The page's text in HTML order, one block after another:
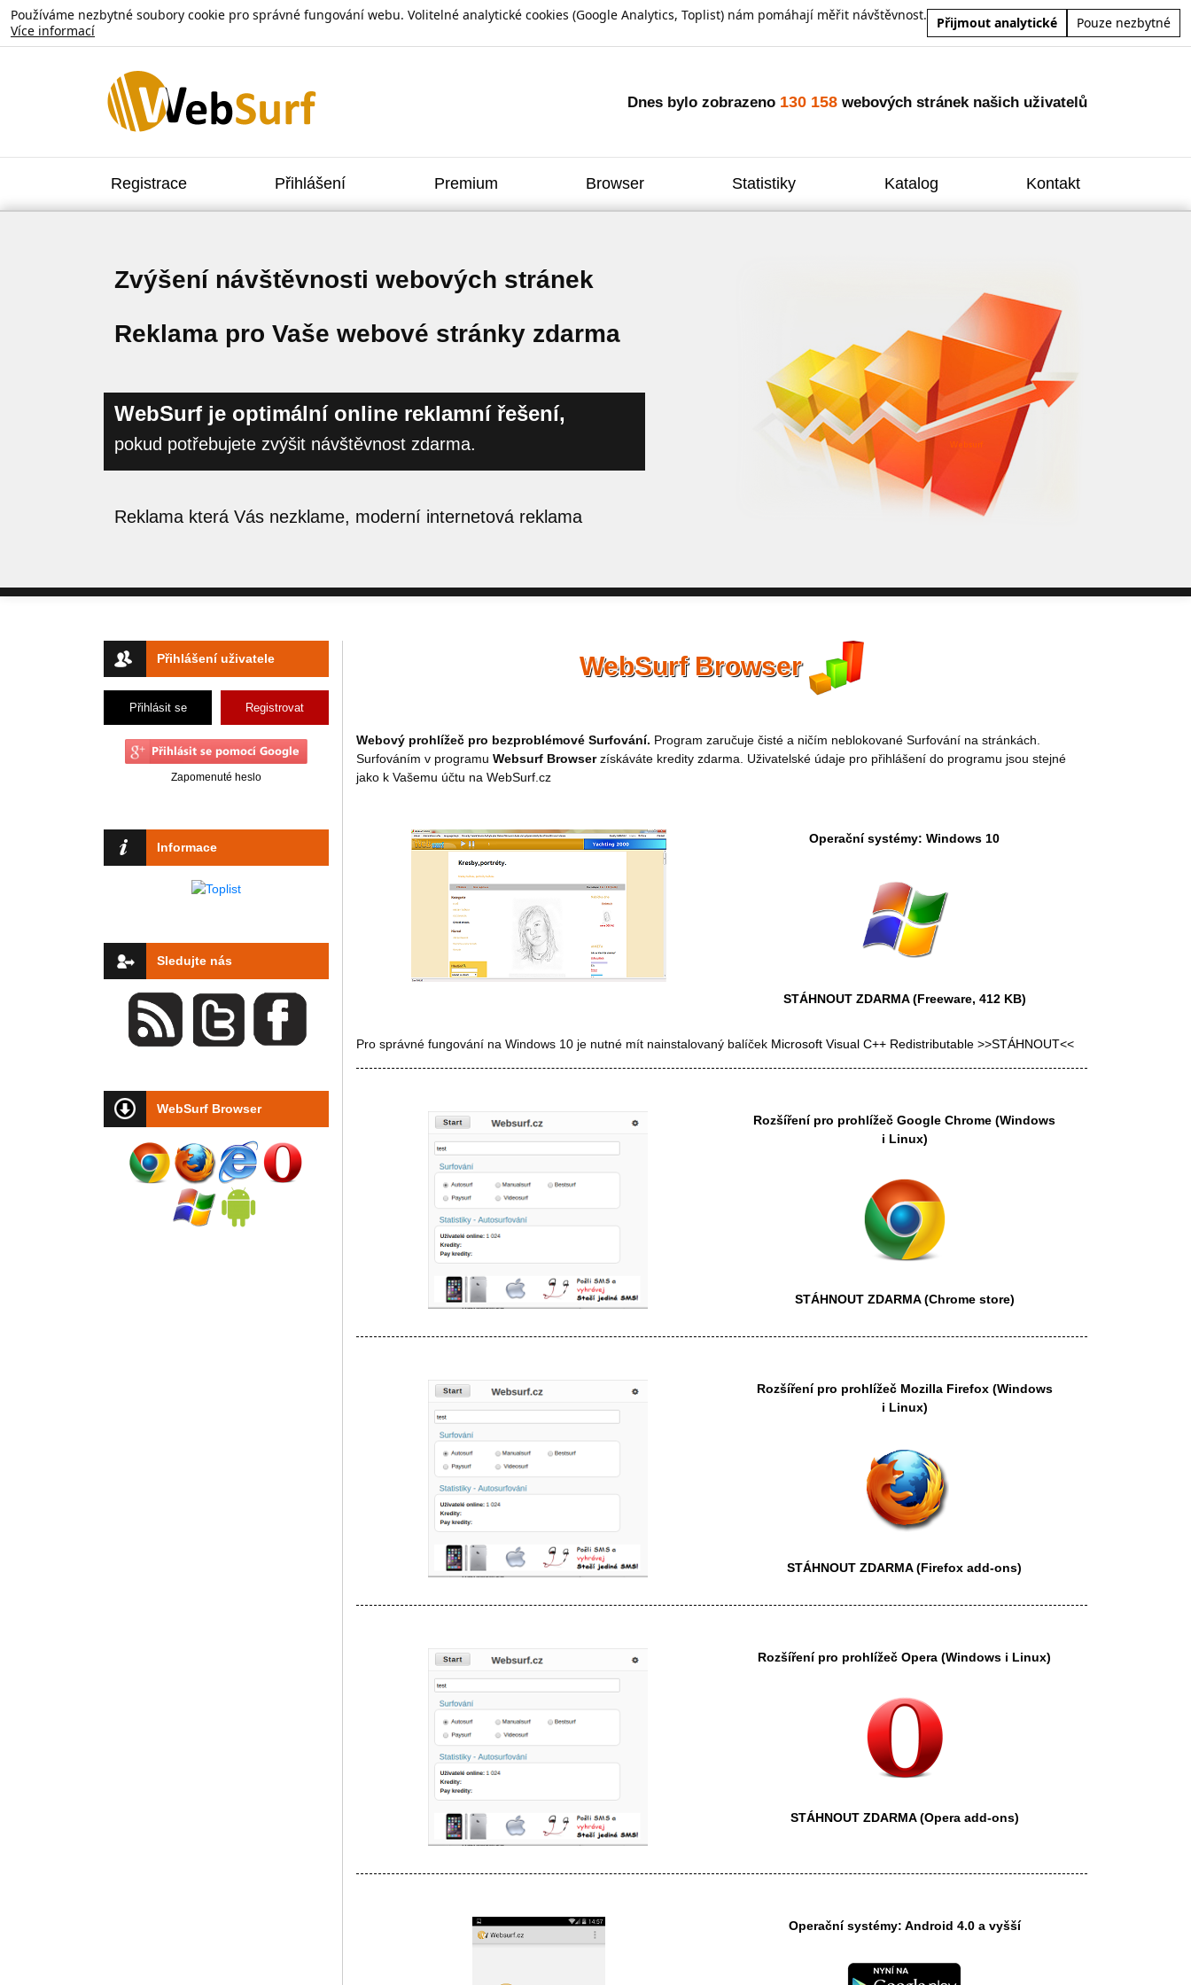
Používáme nezbytné soubory cookie pro správné fungování webu. Volitelné analytické cookies (Google Analytics, Toplist) nám pomáhají měřit návštěvnost.
Více informací
Přijmout analytické Pouze nezbytné
Dnes bylo zobrazeno 130 158 webových stránek našich uživatelů
Registrace Přihlášení Premium Browser Statistiky Katalog Kontakt
Zvýšení návštěvnosti webových stránek
Reklama pro Vaše webové stránky zdarma
WebSurf je optimální online reklamní řešení,
pokud potřebujete zvýšit návštěvnost zdarma.
Reklama která Vás nezklame, moderní internetová reklama
Přihlášení uživatele
Přihlásit se Registrovat
Zapomenuté heslo
Informace
Sledujte nás
WebSurf Browser
WebSurf Browser
Webový prohlížeč pro bezproblémové Surfování. Program zaručuje čisté a ničím neblokované Surfování na stránkách.
Surfováním v programu Websurf Browserzískáváte kredity zdarma. Uživatelské údaje pro přihlášení do programu jsou stejné
jako k Vašemu účtu na WebSurf.cz
Operační systémy: Windows 10
STÁHNOUT ZDARMA(Freeware, 412 KB)
Pro správné fungování na Windows 10 je nutné mít nainstalovaný balíček Microsoft Visual C++ Redistributable >>STÁHNOUT<<
Rozšíření pro prohlížečGoogle Chrome (Windows
i Linux)
STÁHNOUT ZDARMA(Chrome store)
Rozšíření pro prohlížeč Mozilla Firefox(Windows
i Linux)
STÁHNOUT ZDARMA(Firefox add-ons)
Rozšíření pro prohlížečOpera (Windows i Linux)
STÁHNOUT ZDARMA(Opera add-ons)
Operační systémy: Android 4.0 a vyšší